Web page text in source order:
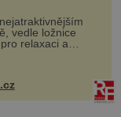
vedle ložnice
relaxaci a
textil –
–
kouzelného